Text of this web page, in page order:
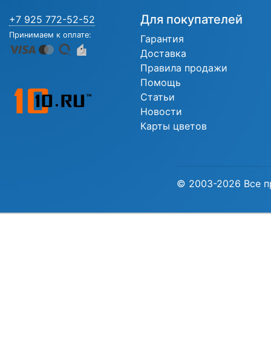
+7 925 772-52-52
Принимаем к оплате:
Для покупателей
Гарантия
Доставка
Правила продажи
Помощь
Статьи
Новости
Карты цветов
© 2003-2026 Все